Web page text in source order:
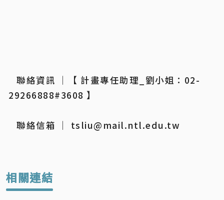
29266888#3608 】
	聯絡信箱 ｜ tsliu@mail.ntl.edu.tw
相關連結